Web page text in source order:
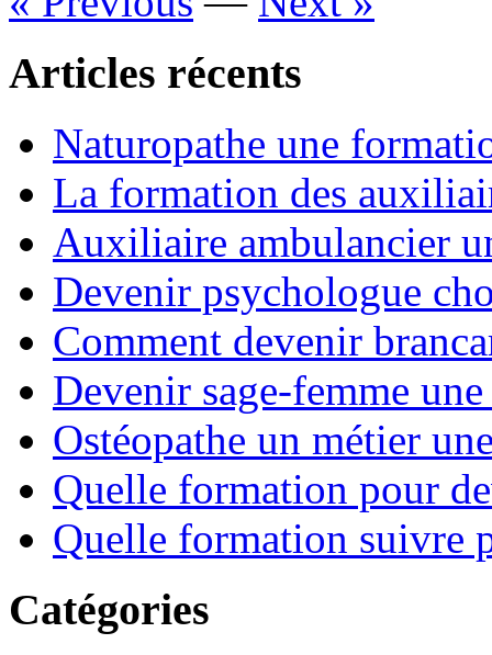
Articles récents
Naturopathe une
La formation des
Auxiliaire ambulancier
Devenir psychologue
Comment devenir
Devenir sage-femme
Ostéopathe un métier
Quelle formation pour
Quelle formation suivre
Catégories